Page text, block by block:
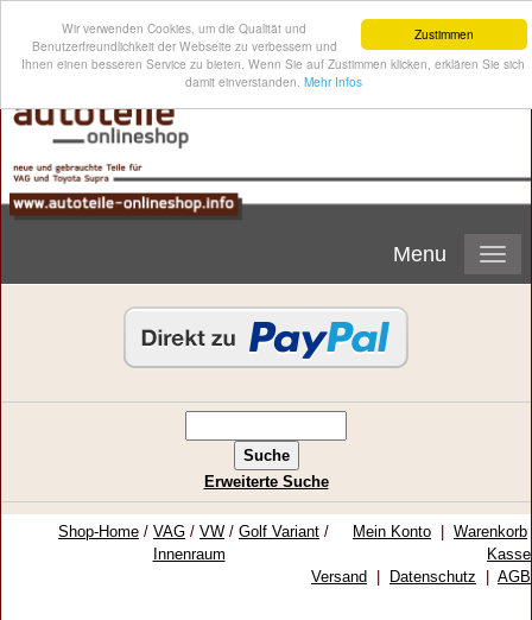
Zustimmen
Wir verwenden Cookies, um die Qualität und
Benutzerfreundlichkeit der Webseite zu verbessern und
Ihnen einen besseren Service zu bieten. Wenn Sie auf Zustimmen klicken, erklären Sie sich
damit einverstanden. Mehr Infos
Menu
Erweiterte Suche
Shop-Home / VAG / VW / Golf Variant /
Innenraum
Mein Konto Warenkorb
Kasse
Versand
Datenschutz AGB